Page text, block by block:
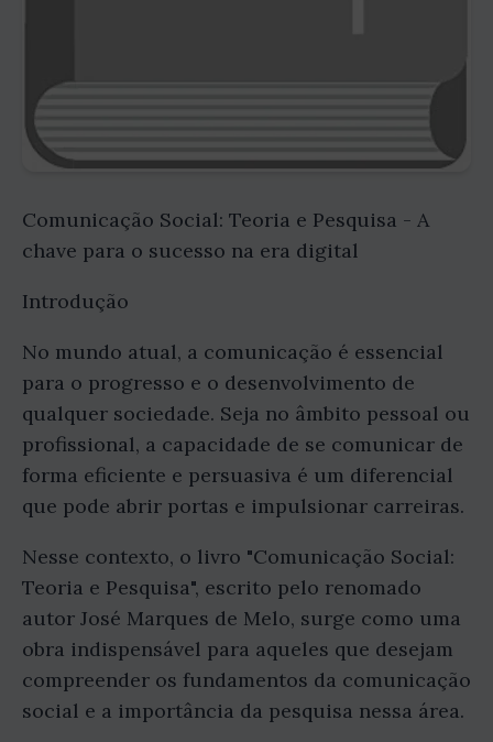
Comunicação Social: Teoria e Pesquisa - A
chave para o sucesso na era digital
Introdução
No mundo atual, a comunicação é essencial
para o progresso e o desenvolvimento de
qualquer sociedade. Seja no âmbito pessoal ou
profissional, a capacidade de se comunicar de
forma eficiente e persuasiva é um diferencial
que pode abrir portas e impulsionar carreiras.
Nesse contexto, o livro "Comunicação Social:
Teoria e Pesquisa", escrito pelo renomado
autor José Marques de Melo, surge como uma
obra indispensável para aqueles que desejam
compreender os fundamentos da comunicação
social e a importância da pesquisa nessa área.